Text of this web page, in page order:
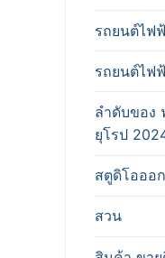
รถยนต์ไฟ
รถยนต์ไฟ
ลำดับของ
ยุโรป
สตูดิโอออ
สวน